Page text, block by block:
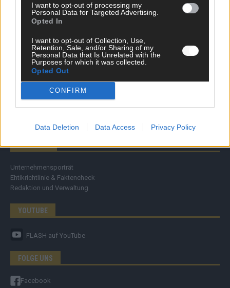
I want to opt-out of processing my
Personal Data for Targeted Advertising.
Opted In
I want to opt-out of Collection, Use,
Retention, Sale, and/or Sharing of my
Personal Data that Is Unrelated with the
Purposes for which it was collected.
Opted Out
CONFIRM
Data Deletion Data Access Privacy Policy
Kommentar
Streams & Storys
FLASH – DAS VIDEOPORTAL
ÜBER UNS
Unternehmensporträt
Ehtikrichtlinie & Faktencheck
Redaktion und Verwaltung
YOUTUBE
FLASH auf YouTube
FOLGE UNS
Facebook